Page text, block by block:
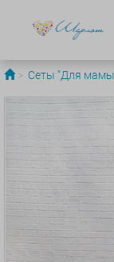
Сеты "Для